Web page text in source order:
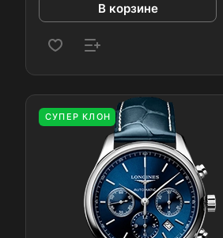
В корзине
СУПЕР КЛОН